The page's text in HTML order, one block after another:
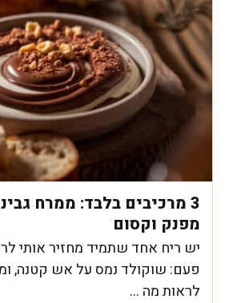
3 מרכיבים בלבד: ממרח
מפנק וקסום
יש ריח אחד שתמיד מחזיר אותי
פעם: שוקולד נמס על אש קטנה,
לראות מה ...